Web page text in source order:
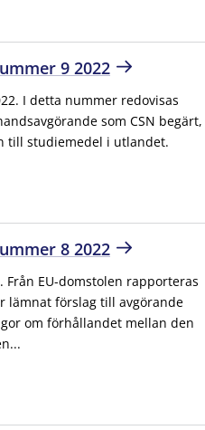
9 2022
I detta nummer redovisas
som CSN begärt,
till studiemedel i utlandet.
8 2022
Från EU-domstolen rapporteras
lämnat förslag till avgörande
om förhållandet mellan den